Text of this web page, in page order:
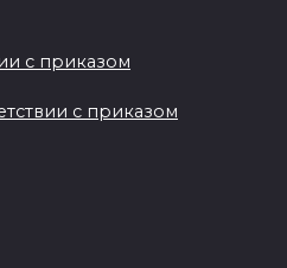
с приказом
с приказом